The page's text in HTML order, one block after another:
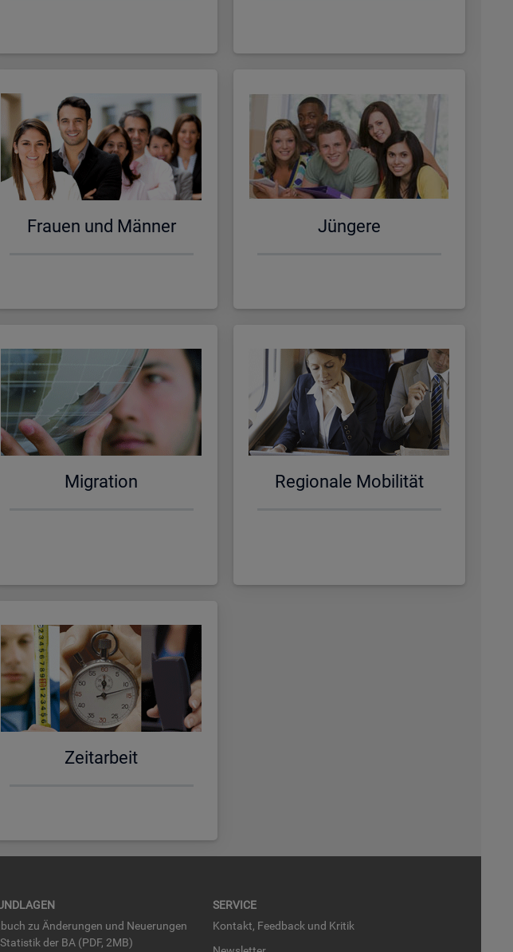
Frau­en und Män­ner Jün­ge­re
Mi­gra­ti­on Re­gio­na­le Mo­bi­li­tät
Zeit­ar­beit
zu Än­de­run­gen und Neue­run­gen
der BA (PDF, 2MB)
SER­VICE
Kon­takt, Feed­back und Kri­tik